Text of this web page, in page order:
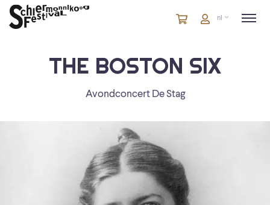
Winkelmandje
artikelen
Account
nl
THE BOSTON SIX
Avondconcert De Stag